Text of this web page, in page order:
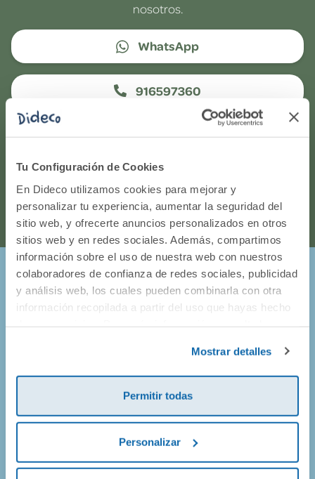
Tu Configuración de Cookies
En Dideco utilizamos cookies para mejorar y
personalizar tu experiencia, aumentar la seguridad del
sitio web, y ofrecerte anuncios personalizados en otros
sitios web y en redes sociales. Además, compartimos
información sobre el uso de nuestra web con nuestros
colaboradores de confianza de redes sociales, publicidad
y análisis web, los cuales pueden combinarla con otra
información recopilada a partir del uso que hayas hecho
Mostrar detalles
Permitir todas
Personalizar
nosotros.
WhatsApp
916597360
Correo electrónico
Horario de atención telefónica: de Lunes a Viernes, de
9:00h a 17:00h.
¡Entérate de todo lo que pasa en
Dideco!
Prometemos no llenarte el buzón de correos, así que solo
vamos a enviarte mails de promociones geniales, de
productos nuevos y alguna que otra sorpresa.